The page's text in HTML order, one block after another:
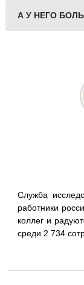
А У НЕГО
Служба
работники
коллег и
среди 2 734